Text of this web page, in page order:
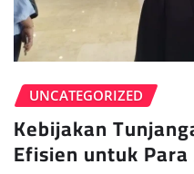
UNCATEGORIZED
Kebijakan
Efisien untuk